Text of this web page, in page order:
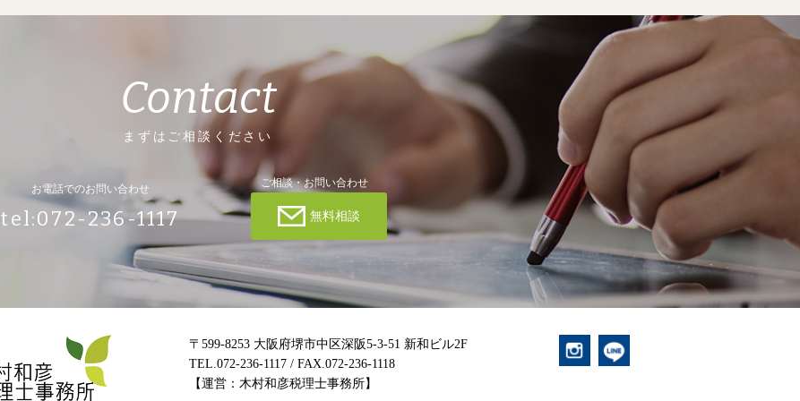
Contact
まずはご相談ください
お電話でのお問い合わせ
tel:072-236-1117
ご相談・お問い合わせ
無料相談
〒599-8253 大阪府堺市中区深阪5-3-51 新和ビル2F
TEL.072-236-1117 / FAX.072-236-1118
【運営：木村和彦税理士事務所】